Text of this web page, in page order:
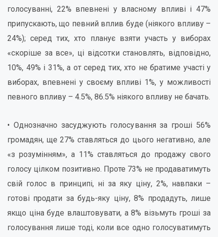
голосуванні, 22% впевнені у власному впливі і 47%
припускають, що певний вплив буде (ніякого впливу –
24%); серед тих, хто планує взяти участь у виборах
«скоріше за все», ці відсотки становлять, відповідно,
10%, 49% і 31%, а от серед тих, хто не братиме участі у
виборах, впевнені у своєму впливі 1%, у можливості
певного впливу – 4.5%, 86.5% ніякого впливу не бачать.
• Однозначно засуджують голосування за гроші 56%
громадян, ще 27% ставляться до цього негативно, але
«з розумінням», а 11% ставляться до продажу свого
голосу цілком позитивно. Проте 73% не продаватимуть
свій голос в принципі, ні за яку ціну, 2%, навпаки –
готові продати за будь-яку ціну, 8% продадуть, лише
якщо ціна буде влаштовувати, а 8% візьмуть гроші за
голосування лише тоді, коли все одно голосуватимуть